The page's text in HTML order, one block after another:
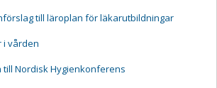
till läroplan för läkarutbildningar
i vården
till Nordisk Hygienkonferens